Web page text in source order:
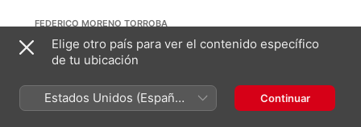
FEDERICO MORENO TORROBA
Luisa Fernanda
De este apacible rincón de
Guillermo García Calvo·Juan
Diego Flórez·Orquesta Juvenil
Sinfonía por el Perú
3:23
Elige otro país para ver el contenido específico
de tu ubicación
Estados Unidos (Español
México)
Continuar